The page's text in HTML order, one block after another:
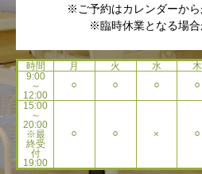
※ご予約はカレンダーから
※臨時休業となる場合
時間 月 火 水 木
9:00
～
12:00
⚪︎ ⚪︎ ⚪︎ ⚪︎
15:00
～
20:00
※最
終受
付
19:00
⚪︎ ⚪︎ × ⚪︎